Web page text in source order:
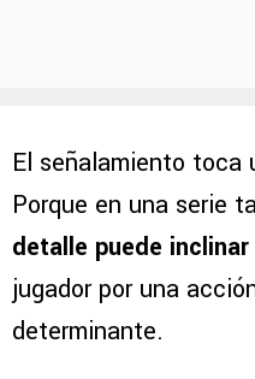
El señalamiento toca
Porque en una serie
detalle puede
jugador por una
determinante.